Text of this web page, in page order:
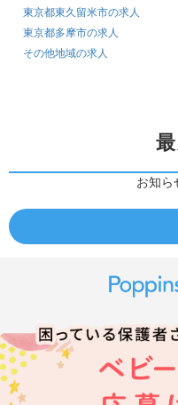
東京都東久留米市の求人
東京都多摩市の求人
その他地域の求人
お知ら